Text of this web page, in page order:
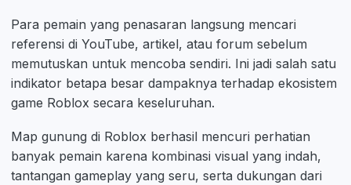
Para pemain yang penasaran langsung mencari
referensi di YouTube, artikel, atau forum sebelum
memutuskan untuk mencoba sendiri. Ini jadi salah satu
indikator betapa besar dampaknya terhadap ekosistem
game Roblox secara keseluruhan.
Map gunung di Roblox berhasil mencuri perhatian
banyak pemain karena kombinasi visual yang indah,
tantangan gameplay yang seru, serta dukungan dari